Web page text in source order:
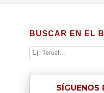
BUSCAR EN EL
SÍGUENOS